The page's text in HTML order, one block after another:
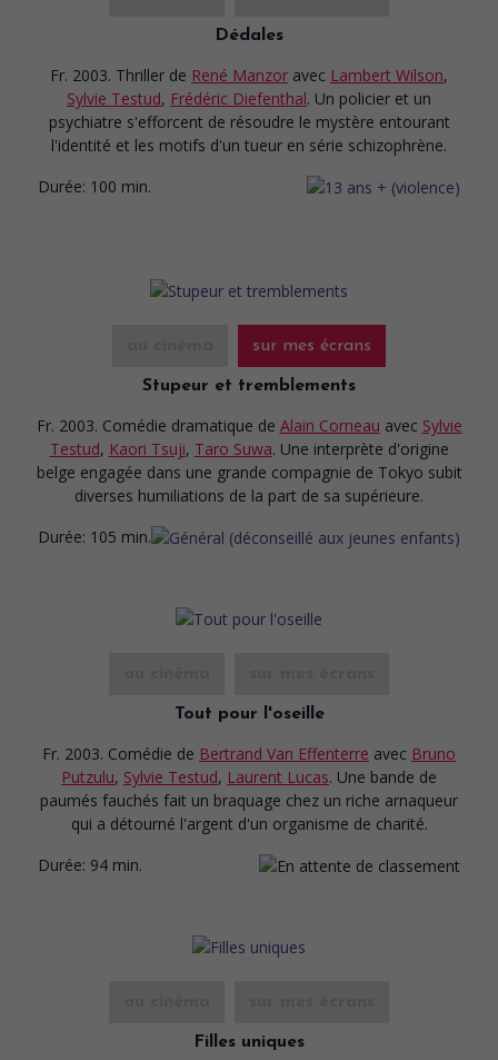
Dédales
Fr. 2003. Thriller de René Manzor avec Lambert Wilson,
Sylvie Testud, Frédéric Diefenthal. Un policier et un
psychiatre s'efforcent de résoudre le mystère entourant
l'identité et les motifs d'un tueur en série schizophrène.
Durée: 100 min.
sur mes écrans
Stupeur et tremblements
Fr. 2003. Comédie dramatique de Alain Corneau avec Sylvie
Testud, Kaori Tsuji, Taro Suwa. Une interprète d'origine
belge engagée dans une grande compagnie de Tokyo subit
diverses humiliations de la part de sa supérieure.
Durée: 105 min.
Tout pour l'oseille
Fr. 2003. Comédie de Bertrand Van Effenterre avec Bruno
Putzulu, Sylvie Testud, Laurent Lucas. Une bande de
paumés fauchés fait un braquage chez un riche arnaqueur
qui a détourné l'argent d'un organisme de charité.
Durée: 94 min.
Filles uniques